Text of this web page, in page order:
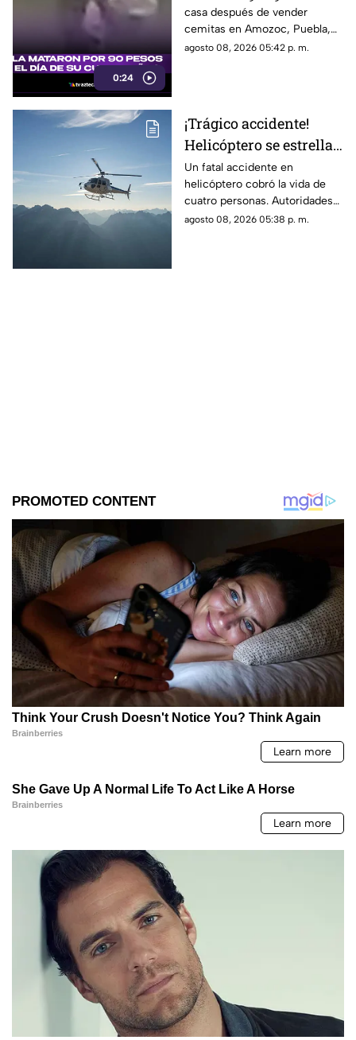
0:24
caso de Doña Dominga
casa después de vender
cemitas en Amozoc, Puebla,
cuando presuntamente un
agosto 08, 2026 05:42 p. m.
¡Trágico accidente!
Helicóptero se estrella
en zona boscosa y
mueren cuatro
personas
Un fatal accidente en
helicóptero cobró la vida de
cuatro personas. Autoridades
confirmaron que la aeronave
agosto 08, 2026 05:38 p. m.